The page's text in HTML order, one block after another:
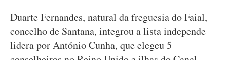
Duarte Fernandes, natural da freguesia do Faial,
concelho de Santana, integrou a lista independe
lidera por António Cunha, que elegeu 5